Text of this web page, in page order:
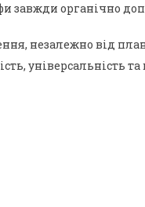
завжди органічно
незалежно від
універсальність та